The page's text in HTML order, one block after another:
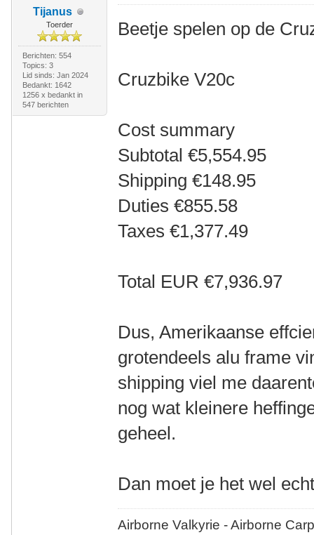
Tijanus
Toerder
Berichten: 554
Topics: 3
Lid sinds: Jan 2024
Bedankt: 1642
1256 x bedankt in
547 berichten
Beetje spelen op de
Cruzbike V20c
Cost summary
Subtotal €5,554.95
Shipping €148.95
Duties €855.58
Taxes €1,377.49
Total EUR €7,936.97
Dus, Amerikaanse
grotendeels alu frame
shipping viel me
nog wat kleinere
geheel.
Dan moet je het wel
Airborne Valkyrie - Airborne